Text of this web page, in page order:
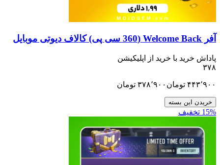
با خرید از اپلیکیشن
تومان۳۷۸٬۹۰۰تومان
بسته